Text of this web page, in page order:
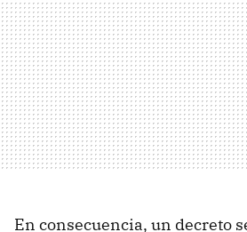
En consecuencia, un decreto